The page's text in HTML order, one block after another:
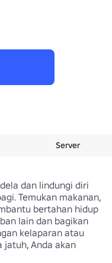
Server
dan lindungi diri
Temukan makanan,
bertahan hidup
lain dan bagikan
kelaparan atau
jatuh, Anda akan